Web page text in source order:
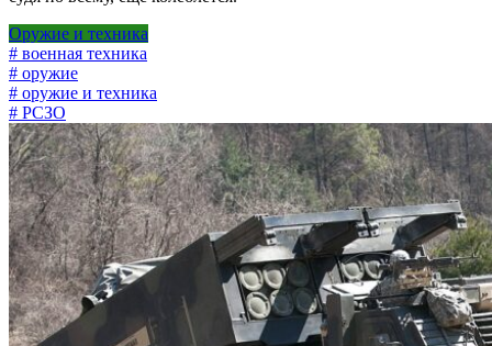
Оружие и техника
# военная техника
# оружие
# оружие и техника
# РСЗО